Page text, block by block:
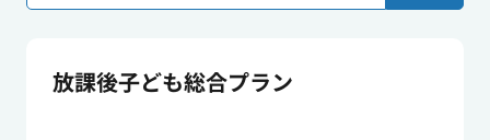
放課後子ども総合プラン